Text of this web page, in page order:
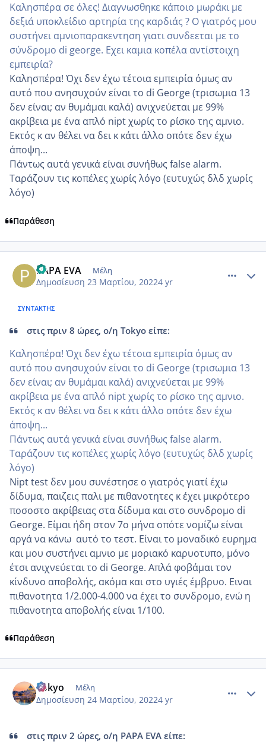
Καλησπέρα σε όλες! Διαγνωσθηκε κάποιο μωράκι με
δεξιά υποκλείδιο αρτηρία της καρδιάς ? Ο γιατρός μου
συστήνει αμνιοπαρακεντηση γιατι συνδεεται με το
σύνδρομο di george. Εχει καμια κοπέλα αντίστοιχη
εμπειρία?
Καλησπέρα! Όχι δεν έχω τέτοια εμπειρία όμως αν
αυτό που ανησυχούν είναι το di George (τρισωμια 13
δεν είναι; αν θυμάμαι καλά) ανιχνεύεται με 99%
ακρίβεια με ένα απλό nipt χωρίς το ρίσκο της αμνιο.
Εκτός κ αν θέλει να δει κ κάτι άλλο οπότε δεν έχω
άποψη...
Πάντως αυτά γενικά είναι συνήθως false alarm.
Ταράζουν τις κοπέλες χωρίς λόγο (ευτυχώς δλδ χωρίς
λόγο)
Παράθεση
PAPA EVA Μέλη
Δημοσίευση 23 Μαρτίου, 20224 yr
ΣΥΝΤΆΚΤΗΣ
στις πριν 8 ώρες, ο/η Tokyo είπε:
Καλησπέρα! Όχι δεν έχω τέτοια εμπειρία όμως αν
αυτό που ανησυχούν είναι το di George (τρισωμια 13
δεν είναι; αν θυμάμαι καλά) ανιχνεύεται με 99%
ακρίβεια με ένα απλό nipt χωρίς το ρίσκο της αμνιο.
Εκτός κ αν θέλει να δει κ κάτι άλλο οπότε δεν έχω
άποψη...
Πάντως αυτά γενικά είναι συνήθως false alarm.
Ταράζουν τις κοπέλες χωρίς λόγο (ευτυχώς δλδ χωρίς
λόγο)
Nipt test δεν μου συνέστησε ο γιατρός γιατί έχω
δίδυμα, παιζεις παλι με πιθανοτητες κ έχει μικρότερο
ποσοστο ακρίβειας στα δίδυμα και στο συνδρομο di
George. Είμαι ήδη στον 7ο μήνα οπότε νομίζω είναι
αργά να κάνω αυτό το τεστ. Είναι το μοναδικό ευρημα
και μου συστήνει αμνιο με μοριακό καρυοτυπο, μόνο
έτσι ανιχνεύεται το di George. Απλά φοβάμαι τον
κίνδυνο αποβολής, ακόμα και στο υγιές έμβρυο. Ειναι
πιθανοτητα 1/2.000-4.000 να έχει το συνδρομο, ενώ η
πιθανοτητα αποβολής είναι 1/100.
Παράθεση
Tokyo Μέλη
Δημοσίευση 24 Μαρτίου, 20224 yr
στις πριν 2 ώρες, ο/η PAPA EVA είπε: